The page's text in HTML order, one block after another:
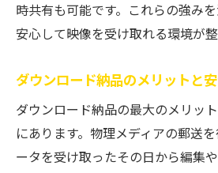
時共有も可能です。これらの強み
安心して映像を受け取れる環境が整
ダウンロード納品のメリットと
ダウンロード納品の最大のメリッ
にあります。物理メディアの郵送
ータを受け取ったその日から編集